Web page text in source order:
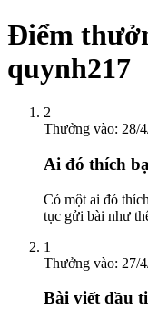
Điểm
quynh217
2
Thưởng vào: 28/
Ai đó thích
Có một ai đó
tục gửi bài như
1
Thưởng vào: 27/
Bài viết đầu